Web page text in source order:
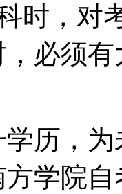
时，对
必须
历，
学院